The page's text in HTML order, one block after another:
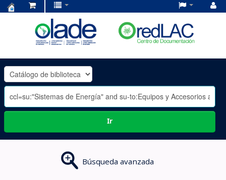
OLADE
-
Ir
Búsqueda avanzada